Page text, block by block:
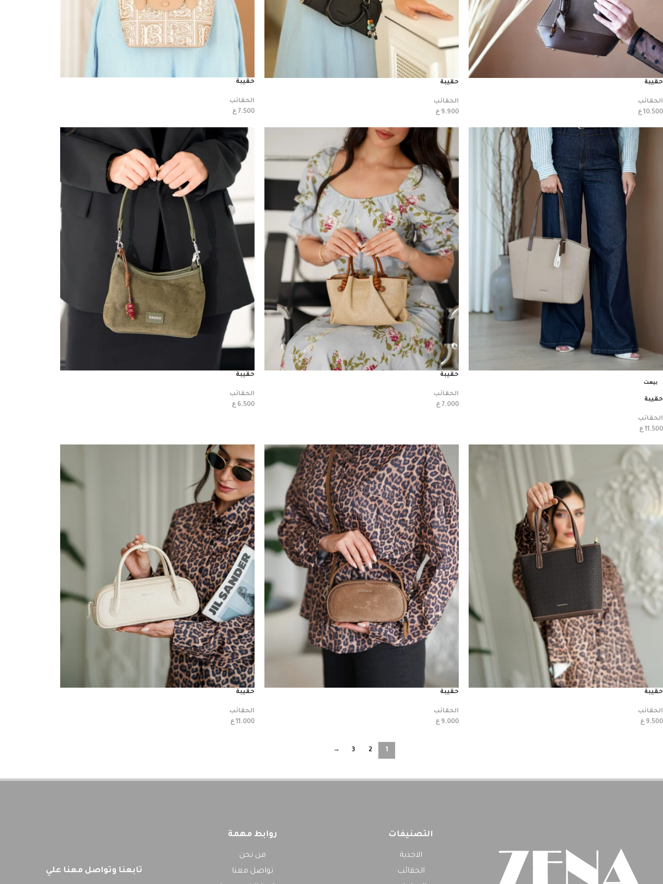
حقيبة
الحقائب
10.500 ع
حقيبة
الحقائب
9.900 ع
حقيبة
الحقائب
7.500 ع
بيعت
حقيبة
الحقائب
11.500 ع
حقيبة
الحقائب
7.000 ع
حقيبة
الحقائب
6.500 ع
حقيبة
الحقائب
9.500 ع
حقيبة
الحقائب
9.000 ع
حقيبة
الحقائب
11.000 ع
1
2
3
→
التصنيفات
الاحذية
الحقائب
روابط مهمة
من نحن
تواصل معنا
تابعنا وتواصل معنا علي